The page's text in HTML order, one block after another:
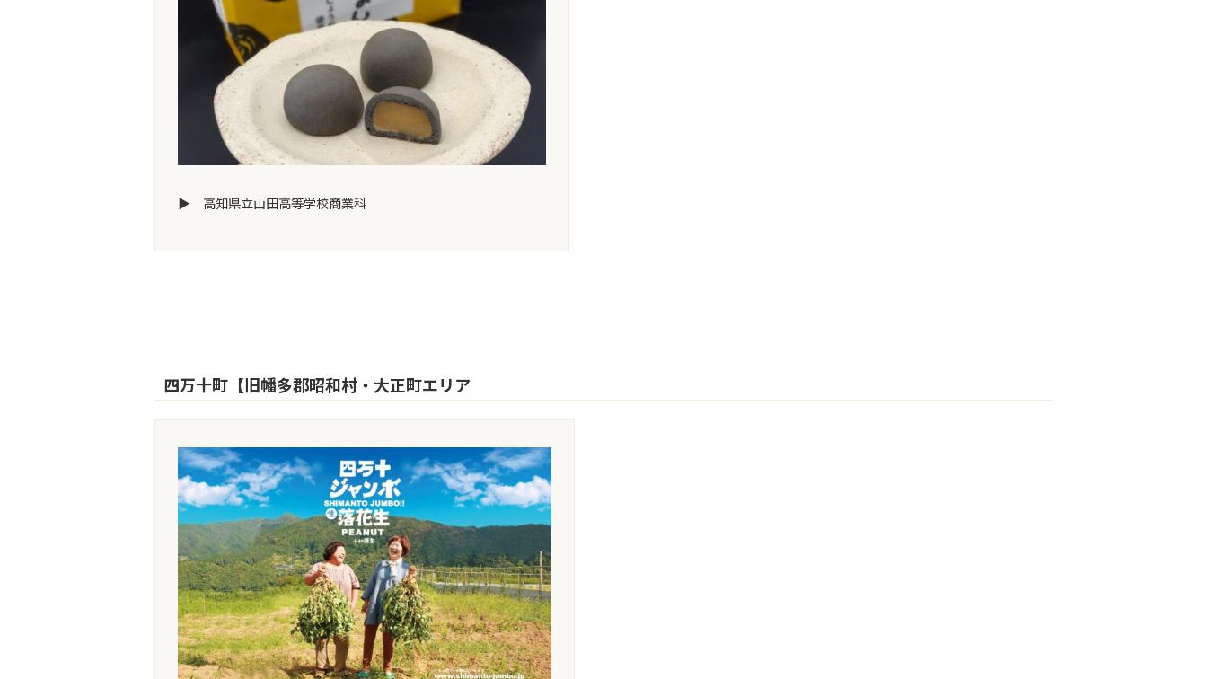
▶ 高知県立山田高等学校商業科
四万十町【旧幡多郡昭和村・大正町エリア